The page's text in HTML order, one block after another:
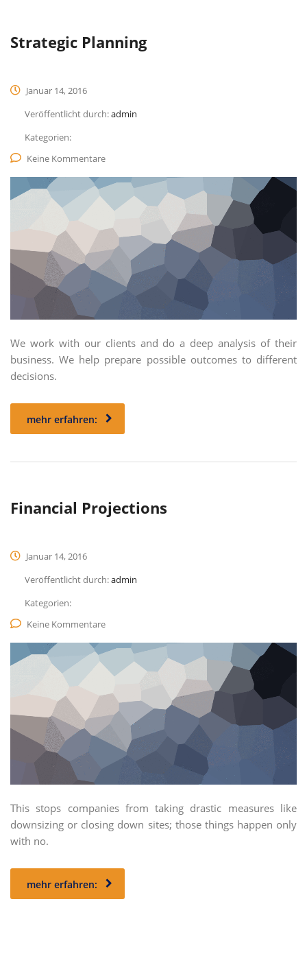
Strategic Planning
Januar 14, 2016
Veröffentlicht durch:admin
Kategorien:
Keine Kommentare
We work with our clients and do a deep analysis of their
business. We help prepare possible outcomes to different
decisions.
mehr erfahren:
Financial Projections
Januar 14, 2016
Veröffentlicht durch:admin
Kategorien:
Keine Kommentare
This stops companies from taking drastic measures like
downsizing or closing down sites; those things happen only
with no.
mehr erfahren: